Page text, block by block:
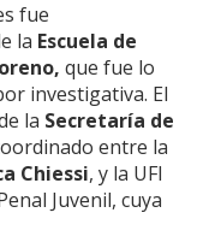
fue
la Escuela de
que fue lo
investigativa. El
la Secretaría de
entre la
Chiessi, y la UFI
Juvenil, cuya